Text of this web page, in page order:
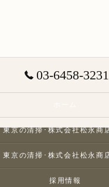
03-6458-3231
採用情報